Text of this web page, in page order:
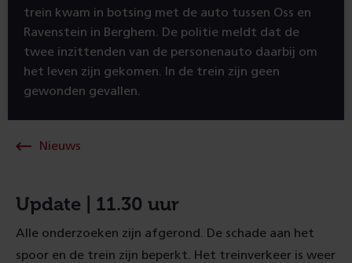
trein kwam in botsing met de auto tussen Oss en
Ravenstein in Berghem. De politie meldt dat de
twee inzittenden van de personenauto daarbij om
het leven zijn gekomen. In de trein zijn geen
gewonden gevallen.
Nieuws
Update | 11.30 uur
Alle onderzoeken zijn afgerond. De schade aan het
spoor en de trein zijn beperkt. Het treinverkeer is weer